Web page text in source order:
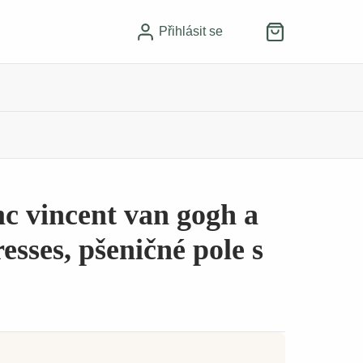
Přihlásit se
vincent van gogh a
pšeničné pole s